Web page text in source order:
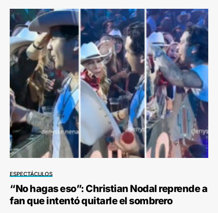
ESPECTÁCULOS
“No hagas eso”: Christian Nodal reprende a
fan que intentó quitarle el sombrero